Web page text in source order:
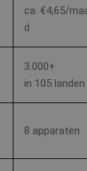
ca. €4,65/
d
3.000+
in 105 landen
8 apparaten